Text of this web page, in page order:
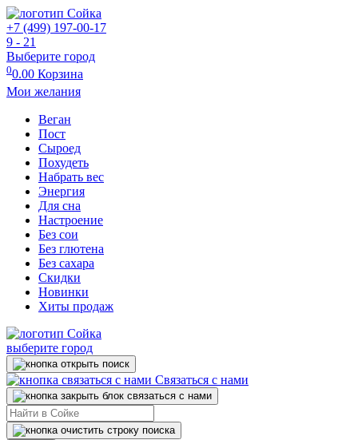
+7 (499) 197-00-17
9 - 21
Выберите город
00.00 Корзина
Мои желания
Веган
Пост
Сыроед
Похудеть
Набрать вес
Энергия
Для сна
Настроение
Без сои
Без глютена
Без сахара
Скидки
Новинки
Хиты продаж
выберите город
Связаться с нами